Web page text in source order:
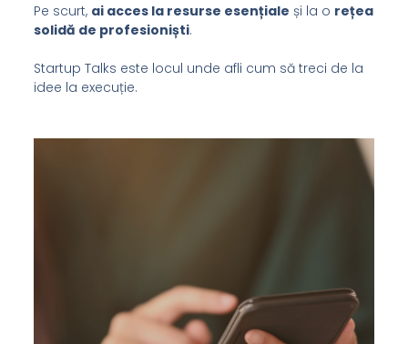
Pe scurt, ai acces la resurse esențiale și la o rețea
solidă de profesioniști.
Startup Talks este locul unde afli cum să treci de la
idee la execuție.